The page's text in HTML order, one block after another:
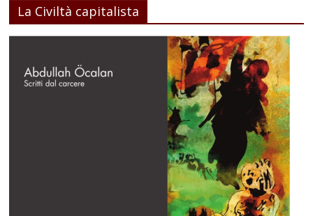
La Civiltà capitalista